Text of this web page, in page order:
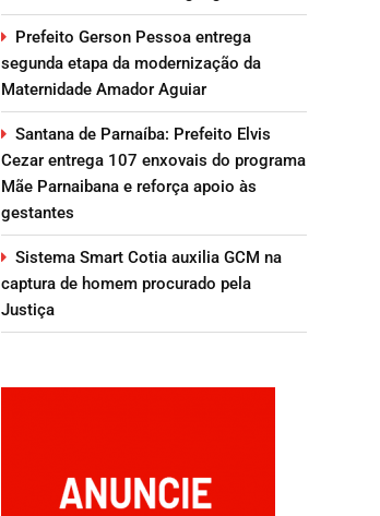
Prefeito Gerson Pessoa entrega
segunda etapa da modernização da
Maternidade Amador Aguiar
Santana de Parnaíba: Prefeito Elvis
Cezar entrega 107 enxovais do programa
Mãe Parnaibana e reforça apoio às
gestantes
Sistema Smart Cotia auxilia GCM na
captura de homem procurado pela
Justiça